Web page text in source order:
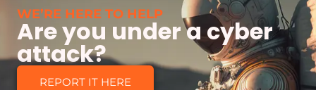
WE’RE HERE TO HELP
Are you under a cyber
attack?
REPORT IT HERE